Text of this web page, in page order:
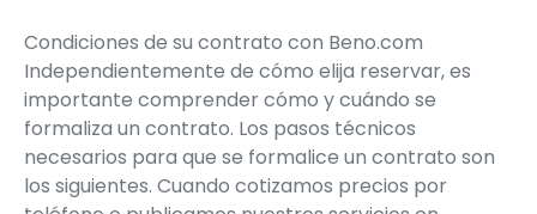
Condiciones de su contrato con Beno.com
Independientemente de cómo elija reservar, es
importante comprender cómo y cuándo se
formaliza un contrato. Los pasos técnicos
necesarios para que se formalice un contrato son
los siguientes. Cuando cotizamos precios por